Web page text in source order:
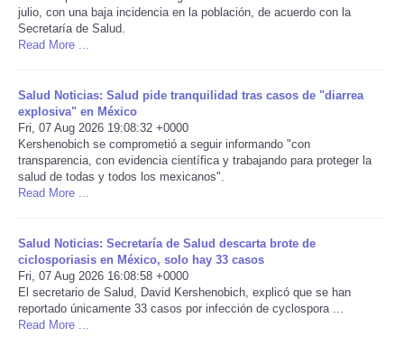
Ciencia
EEUU
Especiales
Negocios
Salud
julio, con una baja incidencia en la población, de acuerdo con la
Secretaría de Salud.
Read More ...
Salud Noticias: Salud pide tranquilidad tras casos de "diarrea
explosiva" en México
Fri, 07 Aug 2026 19:08:32 +0000
Kershenobich se comprometió a seguir informando "con
transparencia, con evidencia científica y trabajando para proteger la
salud de todas y todos los mexicanos".
Read More ...
Salud Noticias: Secretaría de Salud descarta brote de
ciclosporiasis en México, solo hay 33 casos
Fri, 07 Aug 2026 16:08:58 +0000
El secretario de Salud, David Kershenobich, explicó que se han
reportado únicamente 33 casos por infección de cyclospora ...
Read More ...